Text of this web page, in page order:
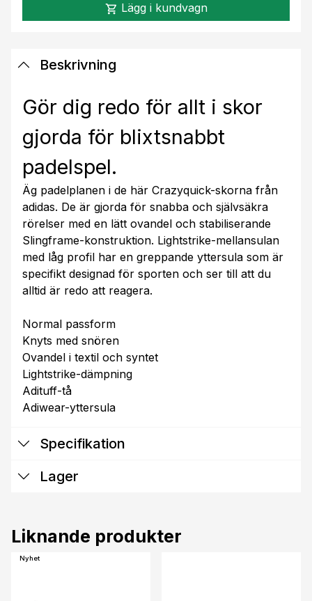
shopping_cart Lägg i kundvagn
Beskrivning
Gör dig redo för allt i skor
gjorda för blixtsnabbt
padelspel.
Äg padelplanen i de här Crazyquick-skorna från
adidas. De är gjorda för snabba och självsäkra
rörelser med en lätt ovandel och stabiliserande
Slingframe-konstruktion. Lightstrike-mellansulan
med låg profil har en greppande yttersula som är
specifikt designad för sporten och ser till att du
alltid är redo att reagera.
Normal passform
Knyts med snören
Ovandel i textil och syntet
Lightstrike-dämpning
Adituff-tå
Adiwear-yttersula
Specifikation
Lager
Liknande produkter
Nyhet